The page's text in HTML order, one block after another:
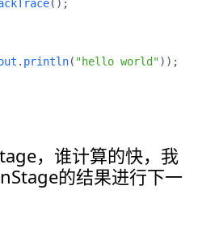
();
. println( "hello world"));
，谁计算的快，我
的结果进行下一